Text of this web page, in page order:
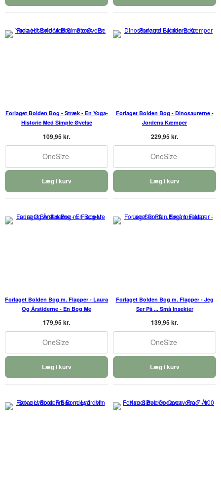
Forlaget Bolden Bog - Stræk - En Yoga-
Historie Med Simple Øvelse
109,95 kr.
OneSize
Læg i kurv
Forlaget Bolden Bog - Dinosaurerne -
Jordens Kæmper
229,95 kr.
OneSize
Læg i kurv
Forlaget Bolden Bog m. Flapper - Laura
Og Årstiderne - En Bog Me
179,95 kr.
OneSize
Læg i kurv
Forlaget Bolden Bog m. Flapper - Jeg
Ser På ... Små Insekter
139,95 kr.
OneSize
Læg i kurv